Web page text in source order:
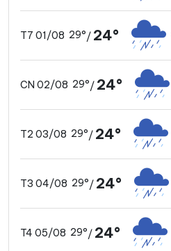
T7 01/08 29°/ 24°
CN 02/08 29°/ 24°
T2 03/08 29°/ 24°
T3 04/08 29°/ 24°
T4 05/08 29°/ 24°